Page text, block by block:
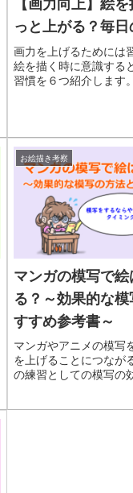
っと上がる？毎
画力を上げるためには
絵を描く時に意識する
習慣を６つ紹介します
お絵描き考察
マンガの模写で
る？～効果的な
すすめ参考書～
マンガやアニメの模写
を上げることにつなが
の練習としての模写の